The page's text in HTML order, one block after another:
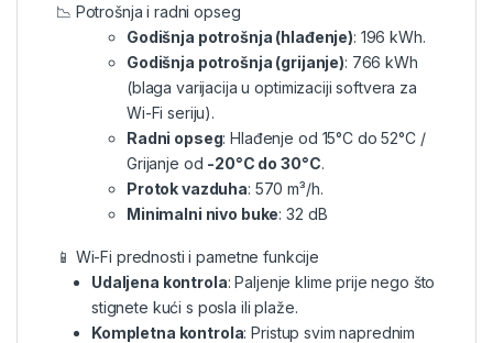
📉 Potrošnja i radni opseg
Godišnja potrošnja (hlađenje): 196 kWh.
Godišnja potrošnja (grijanje): 766 kWh
(blaga varijacija u optimizaciji softvera za
Wi-Fi seriju).
Radni opseg: Hlađenje od 15°C do 52°C /
Grijanje od -20°C do 30°C.
Protok vazduha: 570 m³/h.
Minimalni nivo buke: 32 dB
📱 Wi-Fi prednosti i pametne funkcije
Udaljena kontrola: Paljenje klime prije nego što
stignete kući s posla ili plaže.
Kompletna kontrola: Pristup svim naprednim